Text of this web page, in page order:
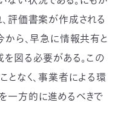
評価書案が作成される
から、早急に情報共有と
図る必要がある。この
となく、事業者による環
一方的に進めるべきで